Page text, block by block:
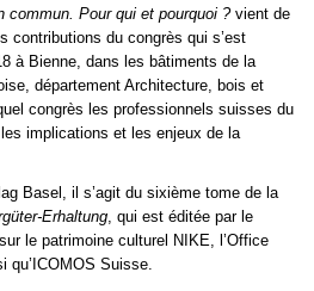
commun. Pour qui et pourquoi ?vient de
contributions du congrès qui s’est
à Bienne, dans les bâtiments de la
département Architecture, bois et
congrès les professionnels suisses du
implications et les enjeux de la
Basel, il s’agit du sixième tome de la
Erhaltung, qui est éditée par le
le patrimoine culturel NIKE, l’Office
qu’ICOMOS Suisse.